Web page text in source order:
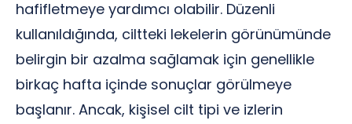
hafifletmeye yardımcı olabilir. Düzenli
kullanıldığında, ciltteki lekelerin görünümünde
belirgin bir azalma sağlamak için genellikle
birkaç hafta içinde sonuçlar görülmeye
başlanır. Ancak, kişisel cilt tipi ve izlerin